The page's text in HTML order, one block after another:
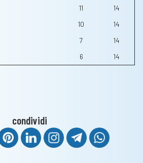
11
14
10
14
7
14
6 14
condividi